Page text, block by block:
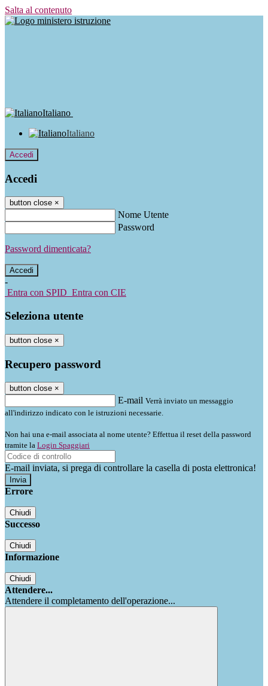
Salta al contenuto
Italiano
Italiano
Accedi
Accedi
button close ×
Nome Utente
Password
Password dimenticata?
-
Entra con SPID Entra con CIE
Seleziona utente
button close ×
Recupero password
button close ×
E-mail Verrà inviato un messaggio
all'indirizzo indicato con le istruzioni necessarie.
Non hai una e-mail associata al nome utente? Effettua il reset della password
tramite la Login Spaggiari
E-mail inviata, si prega di controllare la casella di posta elettronica!
Errore
Chiudi
Successo
Chiudi
Informazione
Chiudi
Attendere...
Attendere il completamento dell'operazione...